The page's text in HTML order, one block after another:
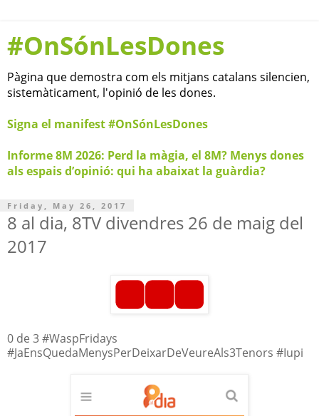
#OnSónLesDones
Pàgina que demostra com els mitjans catalans silencien,
sistemàticament, l'opinió de les dones.
Signa el manifest #OnSónLesDones
Informe 8M 2026: Perd la màgia, el 8M? Menys dones
als espais d’opinió: qui ha abaixat la guàrdia?
Friday, May 26, 2017
8 al dia, 8TV divendres 26 de maig del
2017
0 de 3 #WaspFridays
#JaEnsQuedaMenysPerDeixarDeVeureAls3Tenors #Iupi